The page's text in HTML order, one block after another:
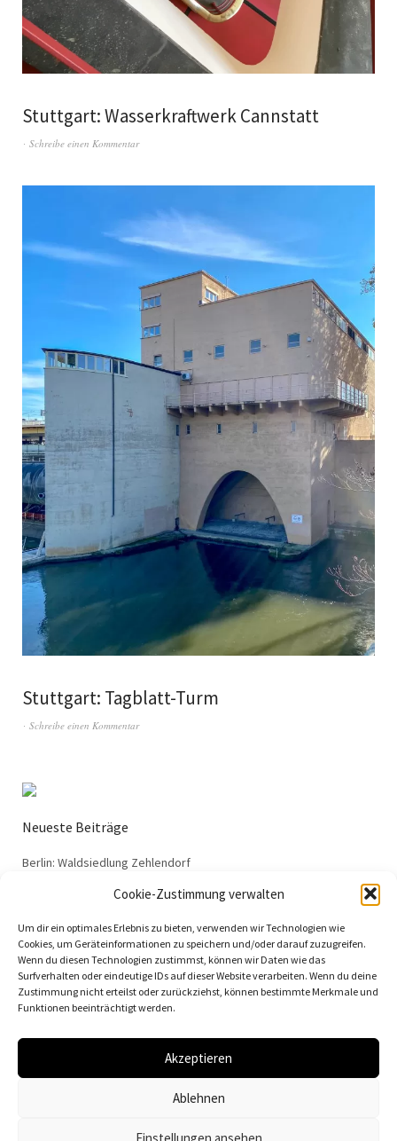
Cookie-Zustimmung verwalten
Um dir ein optimales Erlebnis zu bieten, verwenden wir Technologien wie
Cookies, um Geräteinformationen zu speichern und/oder darauf zuzugreifen.
Wenn du diesen Technologien zustimmst, können wir Daten wie das
Surfverhalten oder eindeutige IDs auf dieser Website verarbeiten. Wenn du deine
Zustimmung nicht erteilst oder zurückziehst, können bestimmte Merkmale und
Funktionen beeinträchtigt werden.
Akzeptieren
Ablehnen
Einstellungen ansehen
Stuttgart: Wasserkraftwerk Cannstatt
Schreibe einen Kommentar
Stuttgart: Tagblatt-Turm
Schreibe einen Kommentar
Neueste Beiträge
Berlin: Waldsiedlung Zehlendorf
Dessau: Haus Anton
Dessau: Arbeitsamt
Dessau: 100 Jahre Bauhaus
Vielfalt der Moderne | Daniela Christmann